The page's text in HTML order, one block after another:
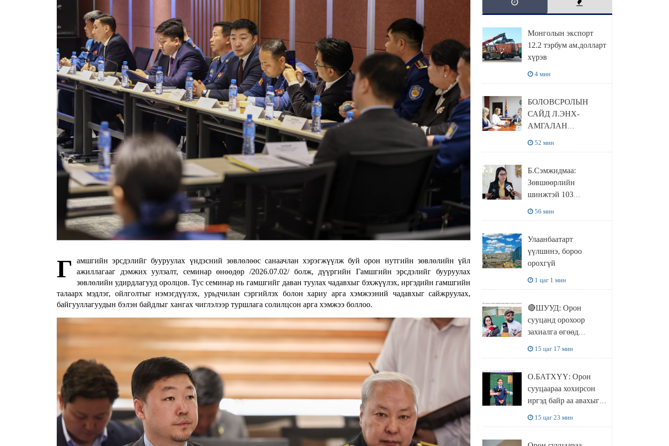
Г
амшгийн эрсдэлийг бууруулах үндэсний зөвлөлөөс санаачлан хэрэгжүүлж буй орон нутгийн зөвлөлийн үйл
ажиллагааг дэмжих уулзалт, семинар өнөөдөр /2026.07.02/ болж, дүүргийн Гамшгийн эрсдэлийг бууруулах
зөвлөлийн удирдлагууд оролцов. Тус семинар нь гамшгийг даван туулах чадавхыг бэхжүүлэх, иргэдийн гамшгийн
талаарх мэдлэг, ойлголтыг нэмэгдүүлэх, урьдчилан сэргийлэх болон хариу арга хэмжээний чадавхыг сайжруулах,
байгууллагуудын бэлэн байдлыг хангах чиглэлээр туршлага солилцсон арга хэмжээ боллоо.
Монголын экспорт
12.2 тэрбум ам.долларт
хүрэв
4 мин
БОЛОВСРОЛЫН
САЙД Л.ЭНХ-
АМГАЛАН
УУЛЗЛАА
52 мин
Б.Сэмжидмаа:
Зөвшөөрлийн
шинжтэй 103
чөлөөллөө
56 мин
Улаанбаатарт
үүлшинэ, бороо
орохгүй
1 цаг 1 мин
🔴ШУУД: Орон
сууцанд орохоор
захиалга өгөөд
15 цаг 17 мин
О.БАТХҮҮ: Орон
сууцаараа хохирсон
иргэд байр аа авахыг л
15 цаг 23 мин